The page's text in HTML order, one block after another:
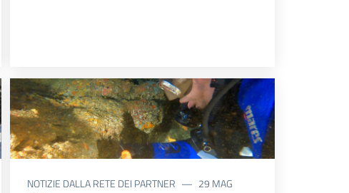
NOTIZIE DALLA RETE DEI PARTNER
29 MAG